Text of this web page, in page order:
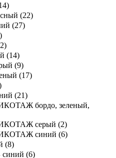
)
(22)
(27)
)
)
(14)
(9)
(17)
(21)
бордо, зеленый,
серый (2)
синий (6)
(8)
(6)